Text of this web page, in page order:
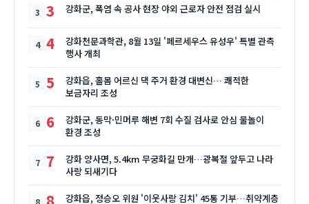
3 강화군, 폭염 속 공사 현장 야외 근로자 안전 점검 실시
4
강화천문과학관, 8월 13일 '페르세우스 유성우' 특별 관측
행사 개최
5
강화읍, 홀몸 어르신 댁 주거 환경 대변신… 쾌적한
보금자리 조성
6
강화군, 동막·민머루 해변 7회 수질 검사로 안심 물놀이
환경 조성
7
강화 양사면, 5.4km 무궁화길 만개…광복절 앞두고 나라
사랑 되새기다
강화읍, 정승오 위원 '이웃사랑 김치' 45통 기부…취약계층